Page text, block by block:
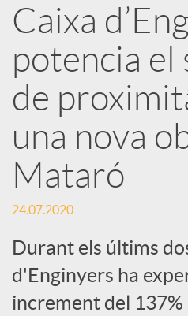
r
x
e
s
S
o
Caixa
potencia el
de
una nova
Mataró
24.07.2020
Durant els últims
d'Enginyers ha
increment del